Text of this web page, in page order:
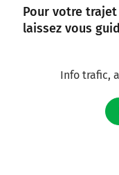
Pour votre
laissez vous
Info trafic,